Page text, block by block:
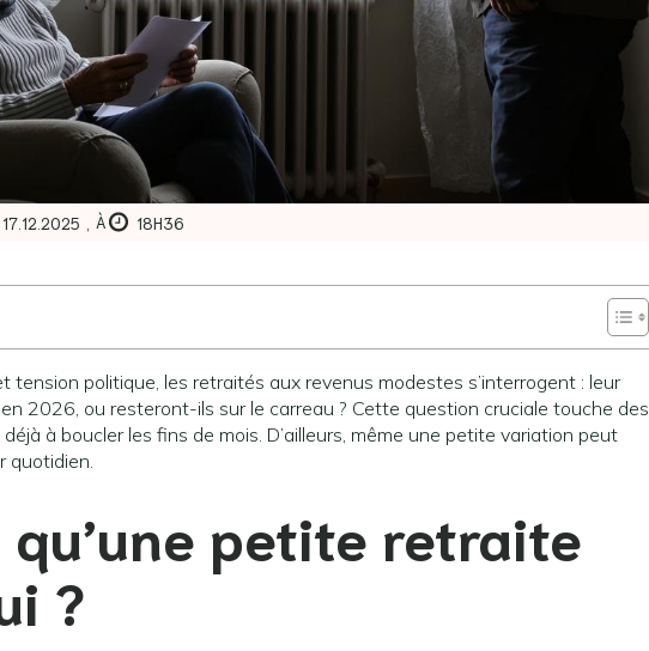
17.12.2025 , À 18H36
tension politique, les retraités aux revenus modestes s’interrogent : leur
2026, ou resteront-ils sur le carreau ? Cette question cruciale touche des
à boucler les fins de mois. D’ailleurs, même une petite variation peut
quotidien.
qu’une petite retraite
?